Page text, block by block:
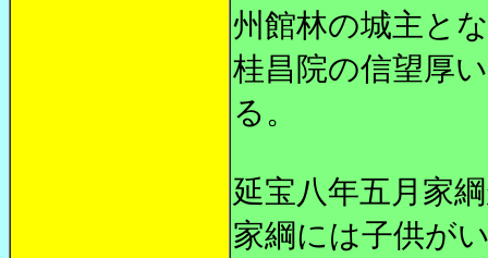
州館林の城主と
桂昌院の信望厚
る。
延宝八年五月家
家綱には子供が